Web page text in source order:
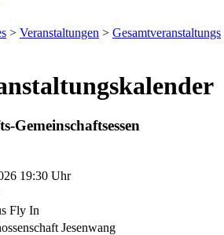
> Veranstaltungen > Gesamtveranstaltungs
Gemeinschaftsessen
19:30 Uhr
Fly In
Jesenwang